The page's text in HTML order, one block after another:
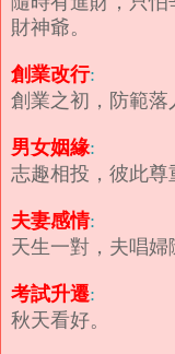
財神爺。
創業改行:
創業之初，防範落
男女姻緣:
志趣相投，彼此尊
夫妻感情:
天生一對，夫唱婦
考試升遷:
秋天看好。